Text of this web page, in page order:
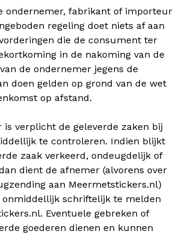
ondernemer, fabrikant of importeur
regeling doet niets af aan
die de consument ter
in de nakoming van de
de ondernemer jegens de
doen gelden op grond van de wet
op afstand.
is verplicht de geleverde zaken bij
te controleren. Indien blijkt
zaak verkeerd, ondeugdelijk of
dient de afnemer (alvorens over
aan Meermetstickers.nl)
onmiddellijk schriftelijk te melden
Eventuele gebreken of
goederen dienen en kunnen